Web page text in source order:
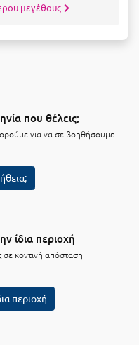
μεγέθους
που θέλεις;
για να σε βοηθήσουμε.
ίδια περιοχή
κοντινή απόσταση
περιοχή